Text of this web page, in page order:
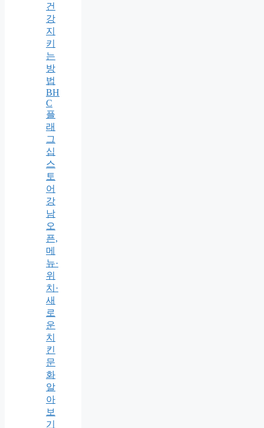
건
강
지
키
는
방
법
BH
C
플
래
그
십
스
토
어
강
남
오
픈,
메
뉴·
위
치·
새
로
운
치
킨
문
화
알
아
보
기